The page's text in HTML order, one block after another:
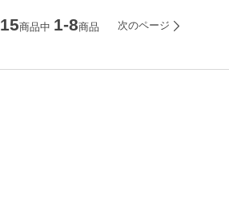
15商品中 1-8商品 次のページ